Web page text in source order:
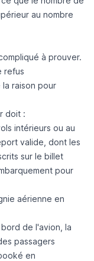
au nombre
à prouver.
refus
raison pour
doit :
intérieurs ou au
valide , dont les
sur le billet
pour
aérienne en
de l'avion, la
passagers
en